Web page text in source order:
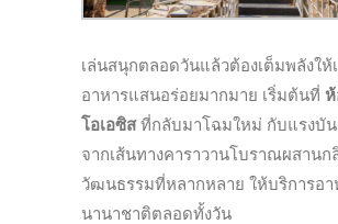
เล่นสนุกตลอดวันแล้วต้องเต็มพลังให้
อาหารแสนอร่อยมากมาย เริ่มต้นที่
โอเอซิสที่กลับมาโฉมใหม่ กับแรงบัน
จากเส้นทางคาราวานโบราณผสานก
วัฒนธรรมที่หลากหลาย ให้บริการอา
นานาชาติตลอดทั้งวัน